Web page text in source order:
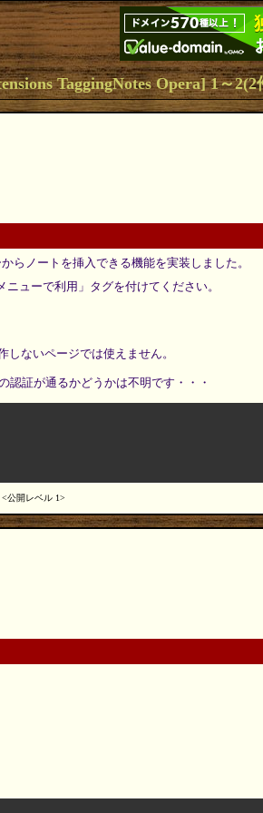
TaggingNotes Opera] 1～2(2
らノートを挿入できる機能を実装しました。
ューで利用」タグを付けてください。
しないページでは使えません。
認証が通るかどうかは不明です・・・
公開レベル 1